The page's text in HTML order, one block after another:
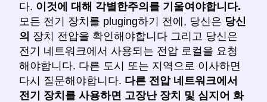
다. 이것에 대해 각별한주의를 기울여야합니다.
모든 전기 장치를 pluging하기 전에, 당신은 당신
의 장치 전압을 확인해야합니다 그리고 당신은
전기 네트워크에서 사용되는 전압 로컬을 요청
해야합니다. 다른 도시 또는 지역으로 이사하면
다시 질문해야합니다. 다른 전압 네트워크에서
전기 장치를 사용하면 고장난 장치 및 심지어 화